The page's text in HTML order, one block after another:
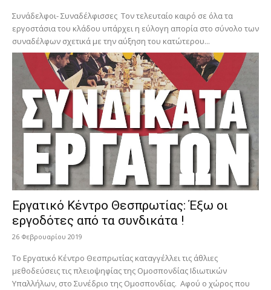
Συνάδελφοι- Συναδέλφισσες Τον τελευταίο καιρό σε όλα τα
εργοστάσια του κλάδου υπάρχει η εύλογη απορία στο σύνολο των
συναδέλφων σχετικά με την αύξηση του κατώτερου...
Εργατικό Κέντρο Θεσπρωτίας: Έξω οι
εργοδότες από τα συνδικάτα !
26 Φεβρουαρίου 2019
Το Εργατικό Κέντρο Θεσπρωτίας καταγγέλλει τις άθλιες
μεθοδεύσεις τις πλειοψηφίας της Ομοσπονδίας Ιδιωτικών
Υπαλλήλων, στο Συνέδριο της Ομοσπονδίας. Αφού ο χώρος που